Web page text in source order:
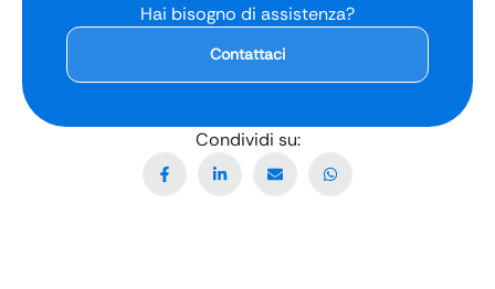
Hai bisogno di assistenza?
Contattaci
Condividi su: